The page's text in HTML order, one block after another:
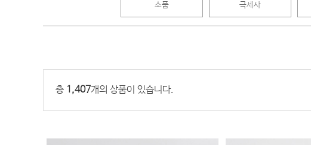
소품 극세사
총 1,407개의 상품이 있습니다.